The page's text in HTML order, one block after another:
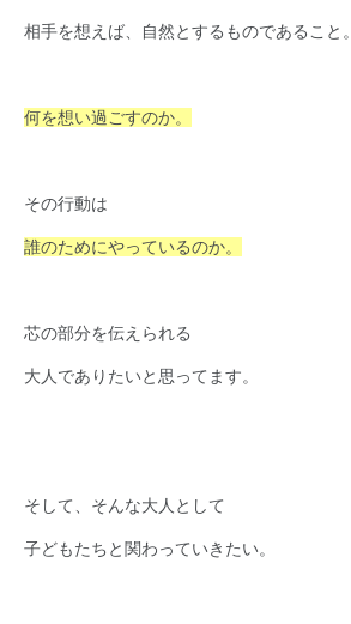
相手を想えば、自然とするものであること。
何を想い過ごすのか。
その行動は
誰のためにやっているのか。
芯の部分を伝えられる
大人でありたいと思ってます。
そして、そんな大人として
子どもたちと関わっていきたい。